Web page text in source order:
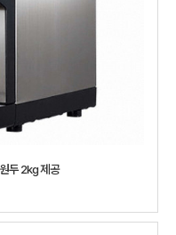
두 2kg 제공